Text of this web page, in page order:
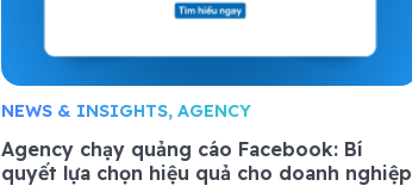
NEWS & INSIGHTS, AGENCY
Agency chạy quảng cáo Facebook: Bí
quyết lựa chọn hiệu quả cho doanh nghiệp